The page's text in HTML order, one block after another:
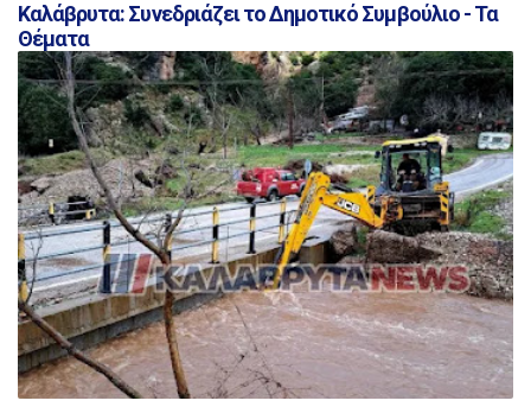
Καλάβρυτα: Συνεδριάζει το Δημοτικό Συμβούλιο - Τα
Θέματα